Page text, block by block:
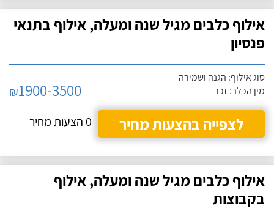
אילוף כלבים מגיל שנה ומעלה, אילוף בתנאי
פנסיון
סוג אילוף: הגנה ושמירה
מין הכלב: זכר
₪1900-3500
לצפייה בהצעות מחיר
0 הצעות מחיר
אילוף כלבים מגיל שנה ומעלה, אילוף
בקבוצות